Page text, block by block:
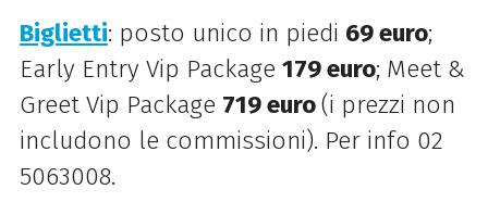
Biglietti: posto unico in piedi 69 euro;
Early Entry Vip Package 179 euro; Meet &
Greet Vip Package 719 euro(i prezzi non
includono le commissioni). Per info 02
5063008.